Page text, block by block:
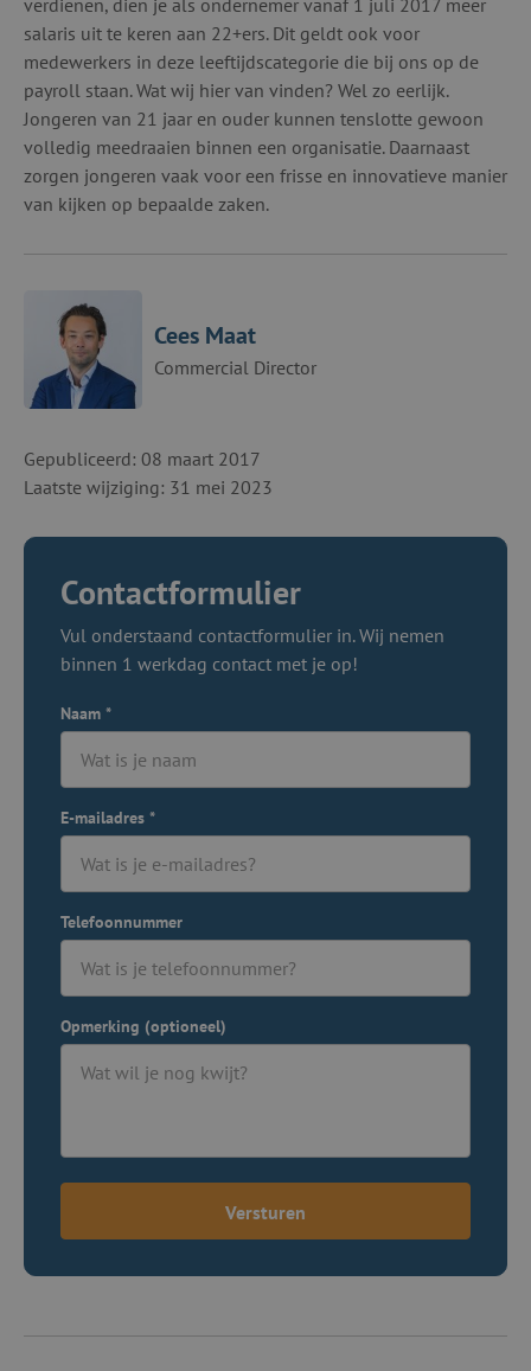
verdienen, dien je als ondernemer vanaf 1 juli 2017 meer
salaris uit te keren aan 22+ers. Dit geldt ook voor
medewerkers in deze leeftijdscategorie die bij ons op de
payroll staan. Wat wij hier van vinden? Wel zo eerlijk.
Jongeren van 21 jaar en ouder kunnen tenslotte gewoon
volledig meedraaien binnen een organisatie. Daarnaast
zorgen jongeren vaak voor een frisse en innovatieve manier
van kijken op bepaalde zaken.
Cees Maat
Commercial Director
Gepubliceerd: 08 maart 2017
Laatste wijziging: 31 mei 2023
Contactformulier
Vul onderstaand contactformulier in. Wij nemen
binnen 1 werkdag contact met je op!
Naam *
E-mailadres *
Telefoonnummer
Opmerking (optioneel)
Versturen